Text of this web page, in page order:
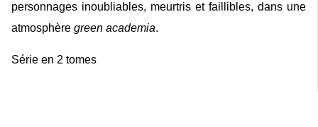
personnages inoubliables, meurtris et faillibles, dans une
atmosphère green academia.
Série en 2 tomes